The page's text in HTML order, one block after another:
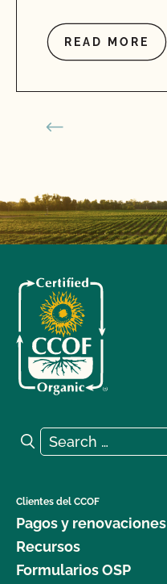
READ MORE
Search for:
Search
Clientes del CCOF
Pagos y renovaciones
Recursos
Formularios OSP